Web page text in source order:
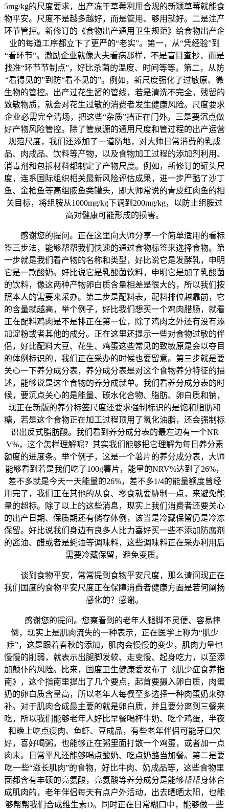
5mg/kg的尺度要求，出产冻干草莓利用合规的新颖草莓就能食
物平安。尺度不是越多越好，而是管用、够用就好。二是注产
环节管控。新修订的《食物出产通用卫生规范》给食物出产企
业的每道工序都立下了更严的“老实”。第一，从“凭经验”到
“看环节”。激励企业就像大夫看病那样，不是盲目查抄，而是
找准“环节节制点”，好比杀菌的温度、时间等等。第二，从防
“看得见的”到防“看不见的”。例如，新尺度强化了过敏原、微
生物的管控。出产过花生酱的管线，若是清洗不完全，残留的
致敏物质，就会对花生过敏的消费者发生健康风险。尺度要求
企业必需完全清场，把这些“杂质”挡正在门外。三是要沉点做
好产物风险管控。除了管泉源的通用尺度和管过程的出产运营
规范尺度，我们还添加了一道防地，对大师日常消费的乳成
品、肉成品、饮料等产物，以及食物加工过程的添加剂利用、
消毒剂和包拆材料都制定了产物尺度。例如，新修订的罐头尺
度，连系国际组织相关最新风险评估成果，进一步严酷了沙丁
鱼、金枪鱼等高组胺鱼类罐头，即大师常说的青皮红肉鱼的相
关目标，将组胺从1000mg/kg下调到200mg/kg，以防止组胺过
高对健康可能形成的损害。
感谢您的提问。正在这里向大师分享一个简单适用的看标
签三步法，能够帮帮我们快速的通过食物标签来选择食物。第
一步就是我们看产物的名称和类型，好比说它是发酵乳，申明
它是一款酸奶。好比说它是乳酸菌饮料，申明它是加了乳酸菌
的饮料，像这两种产物卵白质含量相差是很大的，所以我们按
照本人的需要来采办。第二步是配料表，配料排位越靠前，它
的含量就越高，举个例子，好比我们想买一个鸡肉腊肠，就看
正在配料鸡肉是不是排正在第一位，除了鸡肉之外还有没有添
加淀粉或者其他的成分。正在这里还提示一些对食物过敏的伴
侣，好比配料大豆、花生、鸡蛋这些常见的致敏原是会以夺目
的体例标识的，我们正在采办的时候也要留意。第三步就是要
关心一下养分成分表，养分成分表是对这个食物养分特征的描
述，能够说是这个食物的养分成就单。我们看养分成分表的时
候，要沉点关心的是能量、碳水化合物、脂肪、卵白质和钠，
现正在新版的养分标签尺度还要求强制标识的是饱和脂肪和
糖，若是这个食物正在加工过程顶用了氢化油脂，还会强制标
识出反式脂肪酸。我们看到养分成分表的最左边有一个NR
V%，这个怎样理解呢？其实我们能够把它理解为每日养分素
额度的进度条。举个例子，这是一个薯片的养分成分表，大师
能够看到若是我们吃了100g薯片，能量的NRV%达到了26%，
差不多就是今天一天能量的26%，差不多1/4的能量额度曾经
用完了，我们正在其他的从食、零食就要胁制一点，来避免能
量的超标。除了以上的这些消息，现实上我们消费者还要关心
的出产日期、保质期还有储存体例，该当是冷藏保留仍是冷冻
保留。好比说我们身边有良多人比力喜好买一些不添加防腐剂
的酱油、醋或者是蚝油等调味料，这些调味料正在采办利用后
需要冷藏保留，避免变质。
谈到食物平安，常常提到食物平安尺度，那么请问现正在
我们国度的食物平安尺度正在保障消费者健康方面是若何阐扬
感化的？感谢。
感谢您的提问。您察看到的老年人腿脚不灵便、容易摔
倒，现实上是肌肉流失的一种表示，正在医学上称为“肌少
症”，这是跟着春秋的添加，肌肉会慢慢的变少，肌肉力量也
慢慢的削弱，就表示出腿脚发软、走变慢、起身吃力，以至添
加颠仆的风险。比来，国度卫生健康委发布了《肌少症食养指
南》，这个指南里提出了几个要点，起首要摄入卵白质，肉蛋
奶的卵白质含量高，所以老年人每餐至多选择一种肉蛋奶来弥
补。对于肌肉合成最主要的就是卵白质，并且要分离到三餐来
吃，所以我们能够老年人好比早餐喝杯牛奶、吃个鸡蛋，半夜
和晚上吃点瘦肉、鱼虾、豆成品，有些老年伴侣可能牙口欠
好，喜好喝粥，也能够正在粥里面打散一个鸡蛋，或者加一点
肉末。日常平凡还能够喝点酸奶、吃点奶酪当加餐。第二是要
吃一些“滋长肌肉”的食物，好比牛肉、奶成品等，这些食物里
面都含有丰硕的亮氨酸，亮氨酸等养分成分是能够帮帮身体合
成肌肉的，老年伴侣每天有点户外活动，出去晒晒太阳，也能
够帮帮我们合成维生素D。同时正在日常糊口中，能够做一些